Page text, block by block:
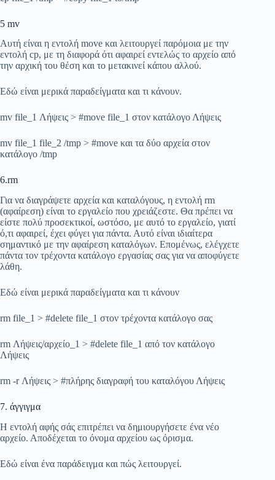
5 mv
Αυτή είναι η εντολή move και λειτουργεί παρόμοια με την
εντολή cp, με τη διαφορά ότι αφαιρεί εντελώς το αρχείο από
την αρχική του θέση και το μετακινεί κάπου αλλού.
Εδώ είναι μερικά παραδείγματα και τι κάνουν.
mv file_1 Λήψεις > #move file_1 στον κατάλογο Λήψεις
mv file_1 file_2 /tmp > #move και τα δύο αρχεία στον
κατάλογο /tmp
6.rm
Για να διαγράψετε αρχεία και καταλόγους, η εντολή rm
(αφαίρεση) είναι το εργαλείο που χρειάζεστε. Θα πρέπει να
είστε πολύ προσεκτικοί, ωστόσο, με αυτό το εργαλείο, γιατί
ό,τι αφαιρεί, έχει φύγει για πάντα. Αυτό είναι ιδιαίτερα
σημαντικό με την αφαίρεση καταλόγων. Επομένως, ελέγχετε
πάντα τον τρέχοντα κατάλογο εργασίας σας για να αποφύγετε
λάθη.
Εδώ είναι μερικά παραδείγματα και τι κάνουν
rm file_1 > #delete file_1 στον τρέχοντα κατάλογο σας
rm Λήψεις/αρχείο_1 > #delete file_1 από τον κατάλογο
Λήψεις
rm -r Λήψεις > #πλήρης διαγραφή του καταλόγου Λήψεις
7. άγγιγμα
Η εντολή αφής σάς επιτρέπει να δημιουργήσετε ένα νέο
αρχείο. Αποδέχεται το όνομα αρχείου ως όρισμα.
Εδώ είναι ένα παράδειγμα και πώς λειτουργεί.